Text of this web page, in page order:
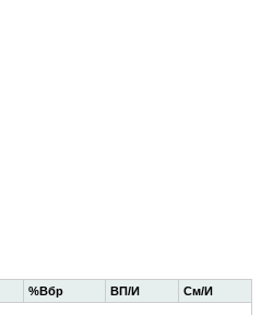
%Вбр ВП/И См/И